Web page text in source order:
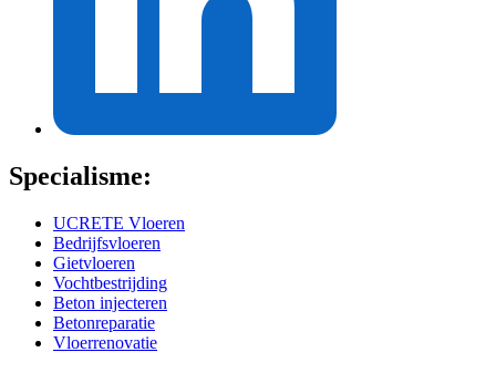
Specialisme:
UCRETE Vloeren
Bedrijfsvloeren
Gietvloeren
Vochtbestrijding
Beton injecteren
Betonreparatie
Vloerrenovatie